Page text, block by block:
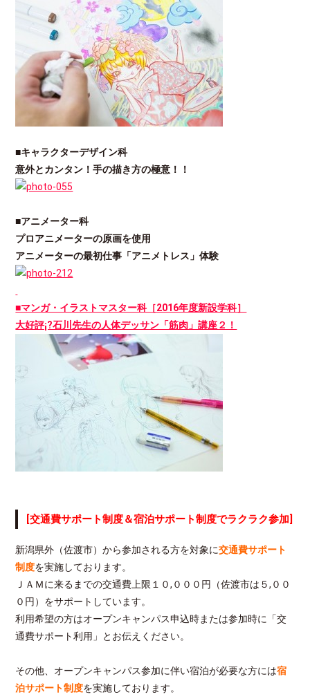
■キャラクターデザイン科
意外とカンタン！手の描き方の極意！！
■アニメーター科
プロアニメーターの原画を使用
アニメーターの最初仕事「アニメトレス」体験
■マンガ・イラストマスター科［2016年度新設学科］
大好評¡?石川先生の人体デッサン「筋肉」講座２！
[交通費サポート制度＆宿泊サポート制度でラクラク参加]
新潟県外（佐渡市）から参加される方を対象に交通費サポート
制度を実施しております。
ＪＡＭに来るまでの交通費上限１０,０００円（佐渡市は５,００
０円）をサポートしています。
利用希望の方はオープンキャンパス申込時または参加時に「交
通費サポート利用」とお伝えください。
その他、オープンキャンパス参加に伴い宿泊が必要な方には宿
泊サポート制度を実施しております。